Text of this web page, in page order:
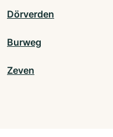
Dörverden
Burweg
Zeven